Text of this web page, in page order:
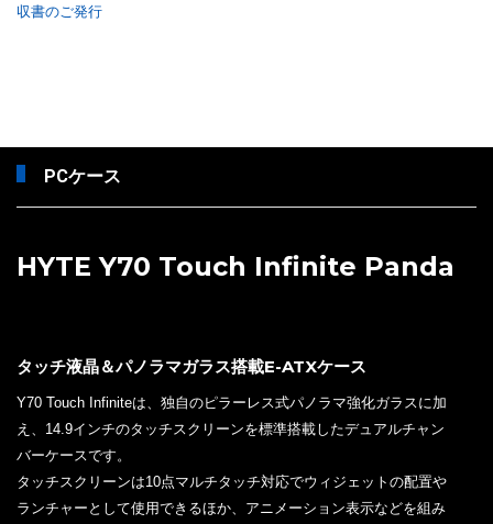
収書のご発行
PCケース
HYTE Y70 Touch Infinite Panda
タッチ液晶＆パノラマガラス搭載E-ATXケース
Y70 Touch Infiniteは、独自のピラーレス式パノラマ強化ガラスに加
え、14.9インチのタッチスクリーンを標準搭載したデュアルチャン
バーケースです。
タッチスクリーンは10点マルチタッチ対応でウィジェットの配置や
ランチャーとして使用できるほか、アニメーション表示などを組み